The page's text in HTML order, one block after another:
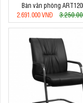
Bàn văn phòng
2.691.000 VNĐ